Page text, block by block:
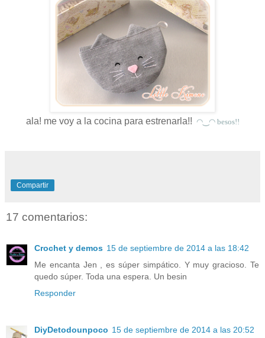
ala! me voy a la cocina para estrenarla!! ◠‿◠ besos!!
Compartir
17 comentarios:
Crochet y demos 15 de septiembre de 2014 a las 18:42
Me encanta Jen , es súper simpático. Y muy gracioso. Te
quedo súper. Toda una espera. Un besin
Responder
DiyDetodounpoco 15 de septiembre de 2014 a las 20:52